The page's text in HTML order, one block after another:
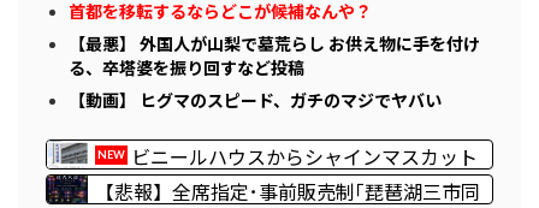
首都を移転するならどこが候補なんや？
【最悪】 外国人が山梨で墓荒らし お供え物に手を付け
る、卒塔婆を振り回すなど投稿
【動画】 ヒグマのスピード、ガチのマジでヤバい
NEW
ビニールハウスからシャインマスカット
約200房を盗んだ無職の男逮捕 岡山
【悲報】全席指定･事前販売制｢琵琶湖三市同